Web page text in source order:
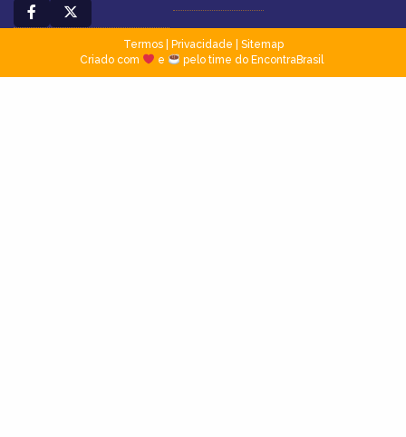
Termos| Privacidade
Sitemap
Criado com
e pelo time do EncontraBrasil